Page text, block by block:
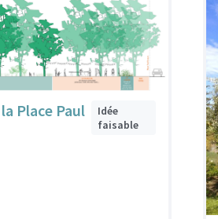
Place Paul
Idée
faisable